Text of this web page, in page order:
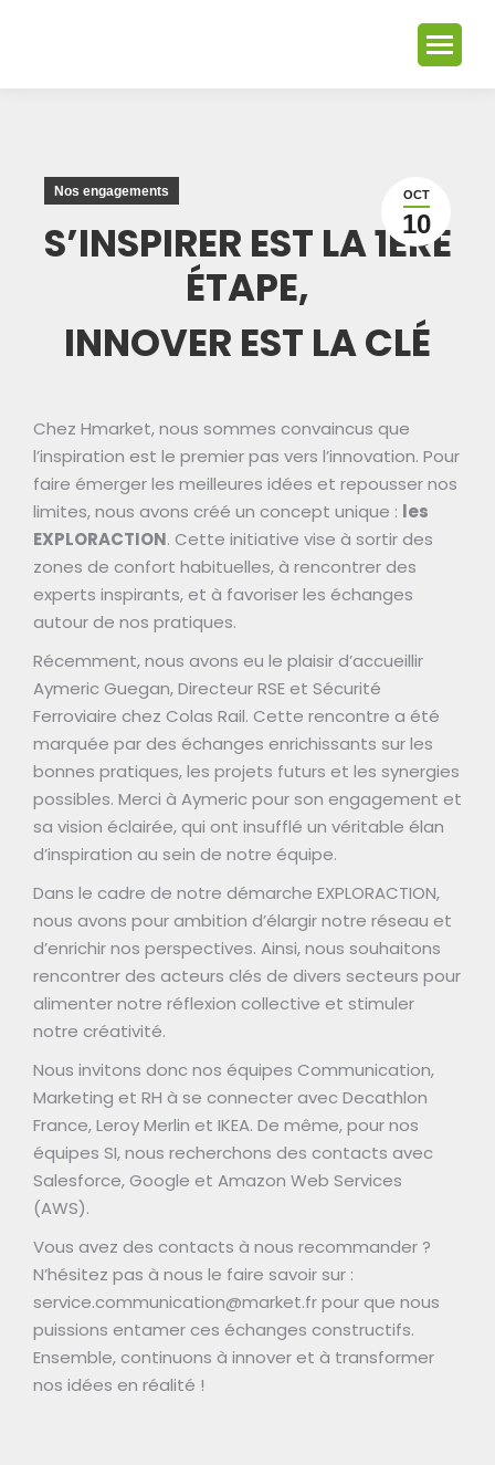
OCT
10
Nos engagements
S’INSPIRER EST LA 1ÈRE
ÉTAPE,
INNOVER EST LA CLÉ
Chez Hmarket, nous sommes convaincus que
l’inspiration est le premier pas vers l’innovation. Pour
faire émerger les meilleures idées et repousser nos
limites, nous avons créé un concept unique : les
EXPLORACTION. Cette initiative vise à sortir des
zones de confort habituelles, à rencontrer des
experts inspirants, et à favoriser les échanges
autour de nos pratiques.
Récemment, nous avons eu le plaisir d’accueillir
Aymeric Guegan, Directeur RSE et Sécurité
Ferroviaire chez Colas Rail. Cette rencontre a été
marquée par des échanges enrichissants sur les
bonnes pratiques, les projets futurs et les synergies
possibles. Merci à Aymeric pour son engagement et
sa vision éclairée, qui ont insufflé un véritable élan
d’inspiration au sein de notre équipe.
Dans le cadre de notre démarche EXPLORACTION,
nous avons pour ambition d’élargir notre réseau et
d’enrichir nos perspectives. Ainsi, nous souhaitons
rencontrer des acteurs clés de divers secteurs pour
alimenter notre réflexion collective et stimuler
notre créativité.
Nous invitons donc nos équipes Communication,
Marketing et RH à se connecter avec Decathlon
France, Leroy Merlin et IKEA. De même, pour nos
équipes SI, nous recherchons des contacts avec
Salesforce, Google et Amazon Web Services
(AWS).
Vous avez des contacts à nous recommander ?
N’hésitez pas à nous le faire savoir sur :
service.communication@market.fr pour que nous
puissions entamer ces échanges constructifs.
Ensemble, continuons à innover et à transformer
nos idées en réalité !